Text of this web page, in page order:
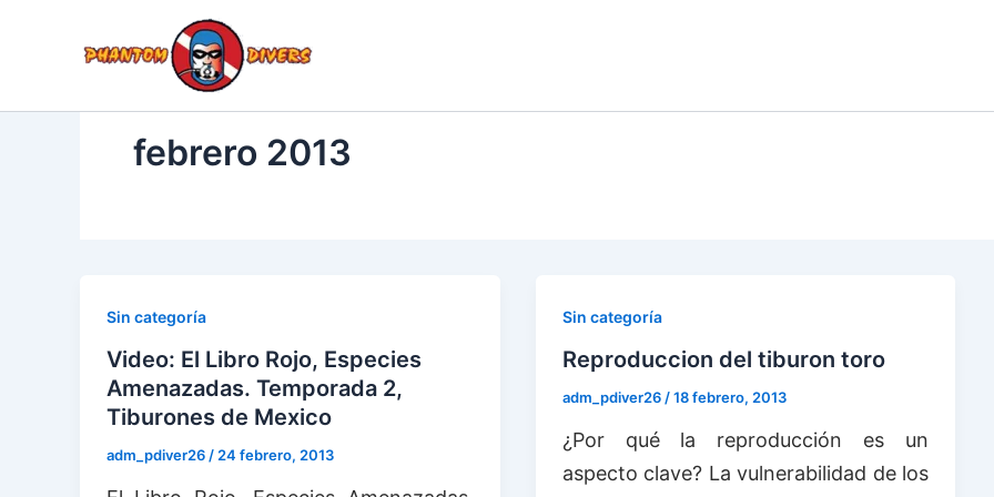
febrero 2013
Sin categoría
Video: El Libro Rojo, Especies
Amenazadas. Temporada 2,
Tiburones de Mexico
adm_pdiver26 / 24 febrero, 2013
Sin categoría
Reproduccion del tiburon toro
adm_pdiver26 /18 febrero, 2013
¿Por qué la reproducción es un
aspecto clave? La vulnerabilidad de los